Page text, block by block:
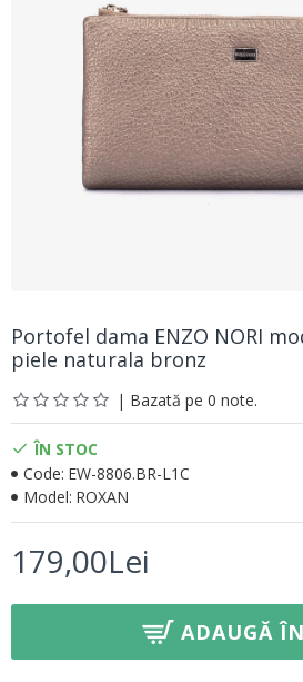
Portofel dama ENZO NORI
piele naturala bronz
| Bazată pe 0 note.
179,00Lei
ÎN STOC
Code: EW-8806.BR-L1C
Model: ROXAN
ADAUGĂ